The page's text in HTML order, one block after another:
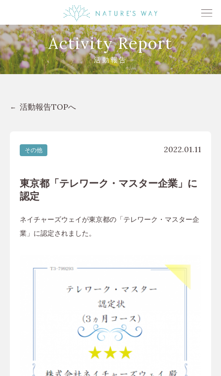
Activity Report
活動報告
活動報告TOPへ
その他 2022.01.11
東京都「テレワーク・マスター企業」に
認定
ネイチャーズウェイが東京都の「テレワーク・マスター企
業」に認定されました。